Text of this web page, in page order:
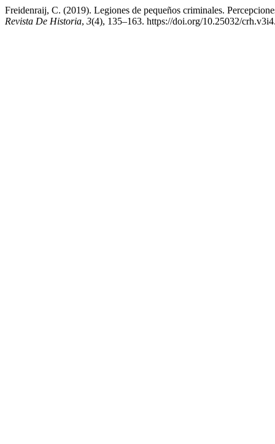
Freidenraij, C. (2019). Legiones de pequeños criminales.
Revista De Historia, 3(4), 135–163. https://doi.org/10.25032/